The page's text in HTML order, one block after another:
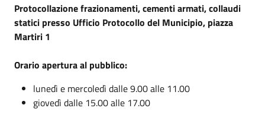
Protocollazionefrazionamenti, cementi armati, collaudi
statici presso Ufficio Protocollo del Municipio, piazza
Martiri 1
Orario apertura al pubblico:
lunedì e mercoledì dalle 9.00 alle 11.00
giovedì dalle 15.00 alle 17.00